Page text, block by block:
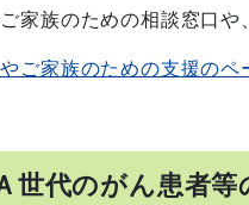
家族のための相談窓口や
やご家族のための支援のペ
世代のがん患者